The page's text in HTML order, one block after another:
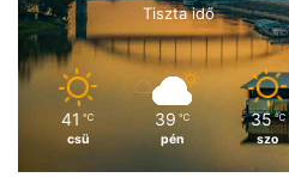
Tiszta idő
41 ℃
csü
39 ℃
pén
35 ℃
szo